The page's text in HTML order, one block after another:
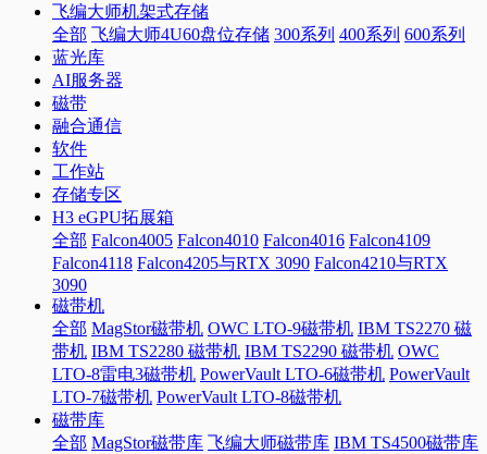
飞编大师机架式存储
全部 飞编大师4U60盘位存储 300系列 400系列 600系列
蓝光库
AI服务器
磁带
融合通信
软件
工作站
存储专区
H3 eGPU拓展箱
全部 Falcon4005 Falcon4010 Falcon4016 Falcon4109
Falcon4118 Falcon4205与RTX 3090 Falcon4210与RTX
3090
磁带机
全部 MagStor磁带机 OWC LTO-9磁带机 IBM TS2270 磁
带机 IBM TS2280 磁带机 IBM TS2290 磁带机 OWC
LTO-8雷电3磁带机 PowerVault LTO-6磁带机 PowerVault
LTO-7磁带机 PowerVault LTO-8磁带机
磁带库
全部 MagStor磁带库 飞编大师磁带库 IBM TS4500磁带库